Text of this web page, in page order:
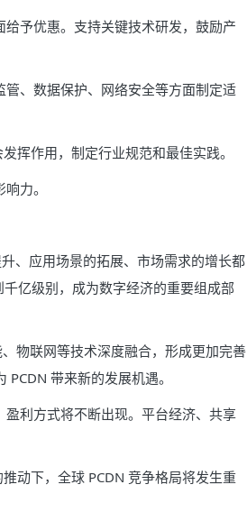
予优惠。支持关键技术研发，鼓励产
、数据保护、网络安全等方面制定适
挥作用，制定行业规范和最佳实践。
力。
、应用场景的拓展、市场需求的增长都
亿级别，成为数字经济的重要组成部
物联网等技术深度融合，形成更加完善
带来新的发展机遇。
利方式将不断出现。平台经济、共享
动下，全球 PCDN 竞争格局将发生重